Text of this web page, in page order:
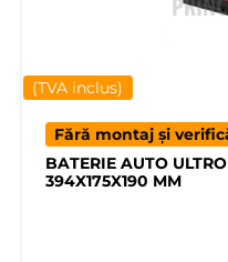
(TVA inclus)
Fără montaj și
BATERIE AUTO
394X175X190 MM